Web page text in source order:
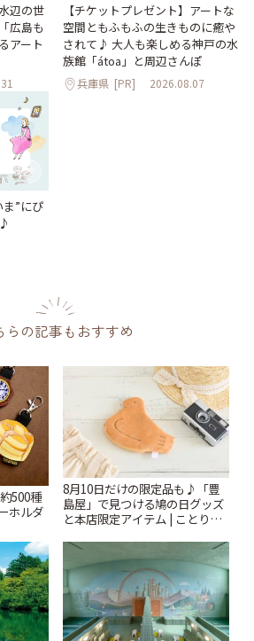
辺の世
広島も
アート
【チケットプレゼント】アートな
空間ともふもふの生きものに癒や
されて♪ 大人も楽しめる神戸の水
族館「átoa」と周辺さんぽ
兵庫県 [PR] 2026.08.07
ま”にぴ
らの記事もおすすめ
500種
ホルダ
とりっ
8月10日だけの限定品も♪「豊
島屋」で見つける鳩の日グッズ
と本店限定アイテム | ことりっ